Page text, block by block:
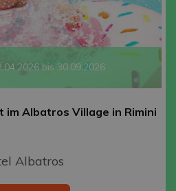
bis 30.09.2026
im Albatros Village in Rimini
Albatros